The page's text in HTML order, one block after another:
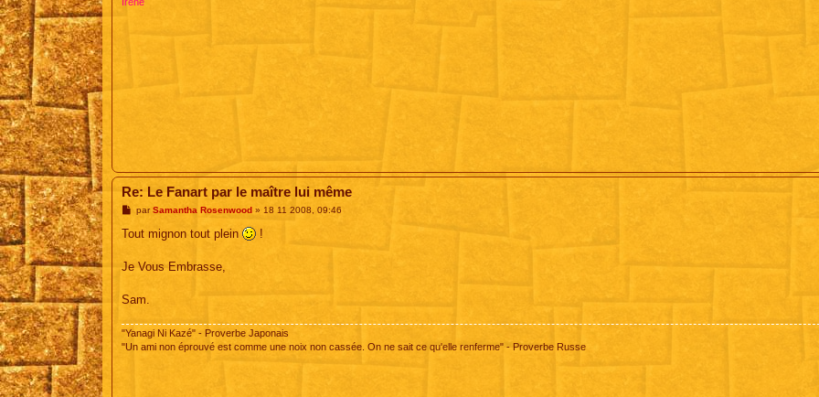
Re: Le Fanart par le maître lui même
M
s
g
parSamantha Rosenwood» 18 11 2008, 09:46
Tout mignon tout plein !
Je Vous Embrasse,
Sam.
"Yanagi Ni Kazé" - Proverbe Japonais
"Un ami non éprouvé est comme une noix non cassée. On ne sait ce qu'elle renferme" - Proverbe Russe